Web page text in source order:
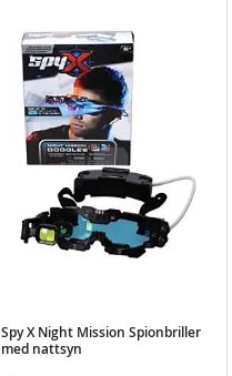
Spy X Night Mission Spionbriller
med nattsyn